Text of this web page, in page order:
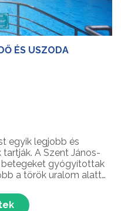
ÉS USZODA
egyik legjobb és
A Szent János-
betegeket gyógyítottak
a török uralom alatt